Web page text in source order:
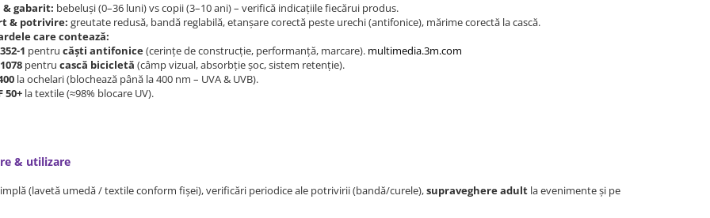
& gabarit: bebeluși (0–36 luni) vs copii (3–10 ani) – verifică indicațiile fiecărui produs.
& potrivire: greutate redusă, bandă reglabilă, etanșare corectă peste urechi (antifonice), mărime corectă la cască.
care contează:
1 pentru căști antifonice(cerințe de construcție, performanță, marcare). multimedia.3m.com
pentru cască bicicletă (câmp vizual, absorbție șoc, sistem retenție).
la ochelari (blochează până la 400 nm – UVA & UVB).
50+ la textile (≈98% blocare UV).
& utilizare
(lavetă umedă / textile conform fișei), verificări periodice ale potrivirii (bandă/curele),supraveghere adult la evenimente și pe